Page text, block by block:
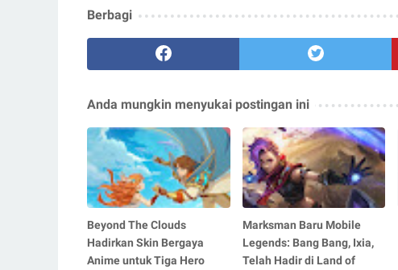
Berbagi
Anda mungkin menyukai postingan ini
Beyond The Clouds
Hadirkan Skin Bergaya
Anime untuk Tiga Hero
Marksman Baru Mobile
Legends: Bang Bang, Ixia,
Telah Hadir di Land of